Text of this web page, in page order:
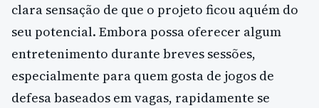
clara sensação de que o projeto ficou aquém do
seu potencial. Embora possa oferecer algum
entretenimento durante breves sessões,
especialmente para quem gosta de jogos de
defesa baseados em vagas, rapidamente se